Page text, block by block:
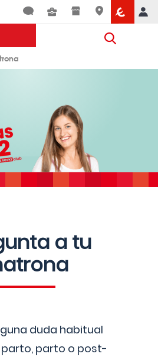
a tu
duda habitual
parto o post-